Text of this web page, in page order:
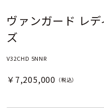
ヴァンガード レ
ズ
V32CHD 5NNR
￥7,205,000 （税込）